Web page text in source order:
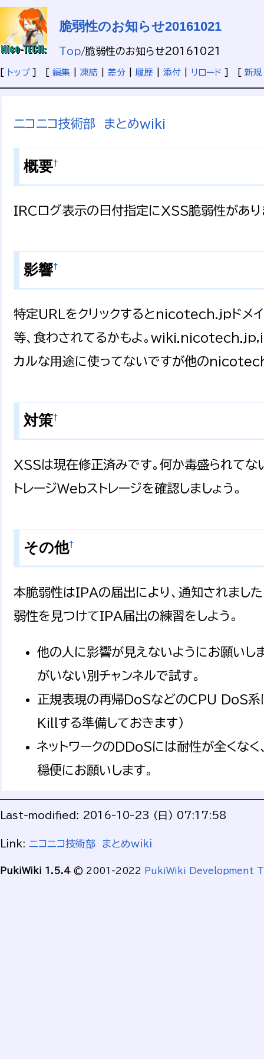
脆弱性のお知らせ20161021
Top/脆弱性のお知らせ20161021
トップ] [ 編集 凍結 差分 履歴 添付 リロード 新規
ニコニコ技術部 まとめwiki
概要†
IRCログ表示の日付指定にXSS脆弱性があ
影響†
特定URLをクリックするとnicotech.jpドメ
等、食わされてるかもよ。
カルな用途に使ってないですが他の
対策†
XSSは現在修正済みです。何か毒盛られて
トレージWebストレージを確認しましょう。
その他†
本脆弱性はIPAの届出により、通知されま
弱性を見つけてIPA届出の練習をしよう。
他の人に影響が見えないようにお願いし
がいない別チャンネルで試す。
正規表現の再帰DoSなどのCPU DoS系
Killする準備しておきます）
ネットワークのDDoSには耐性が全くな
穏便にお願いします。
Last-modified: 2016-10-23 (日) 07:17:58
Link: ニコニコ技術部 まとめwiki
PukiWiki 1.5.4 © 2001-2022 PukiWiki Development